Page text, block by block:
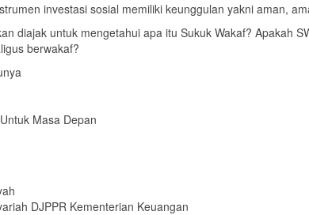
investasi sosial memiliki keunggulan yakni aman,
diajak untuk mengetahui apa itu Sukuk Wakaf? Apakah
berwakaf?
Masa Depan
DJPPR Kementerian Keuangan